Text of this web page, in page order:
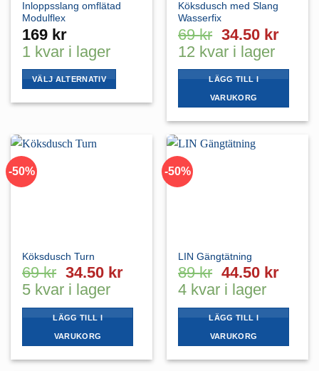
på
produktsidan
Inloppsslang omflätad
Modulflex
169 kr
1 kvar i lager
VÄLJ ALTERNATIV
har
flera
varianter.
De
på
produktsidan
Köksdusch med Slang
Wasserfix
69kr Det
ursprungliga
priset
var:
69 kr.
34.50 krDet
priset
är:
12 kvar i lager
LÄGG TILL I
VARUKORG
-50%
Köksdusch Turn
69kr Det
ursprungliga
priset
var:
69 kr.
34.50 krDet
nuvarande
priset
är:
5 kvar i lager
LÄGG TILL I
VARUKORG
-50%
LIN Gängtätning
89kr Det
ursprungliga
priset
var:
89 kr.
44.50 krDet
priset
är:
4 kvar i lager
LÄGG TILL I
VARUKORG